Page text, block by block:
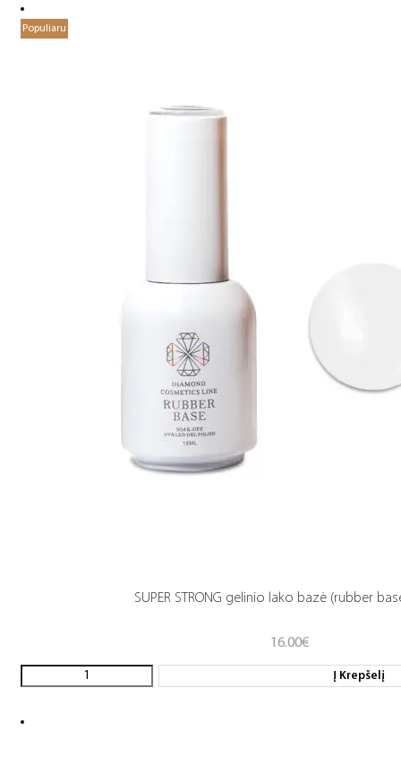
Populiaru
SUPER STRONG gelinio lako bazė (rubber
16.00€
Į Krepšelį